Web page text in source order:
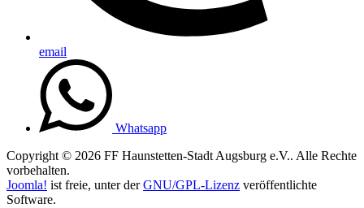
email
Whatsapp
Copyright © 2026 FF Haunstetten-Stadt Augsburg e.V.. Alle Rechte
vorbehalten.
Joomla! ist freie, unter derGNU/GPL-Lizenz veröffentlichte
Software.